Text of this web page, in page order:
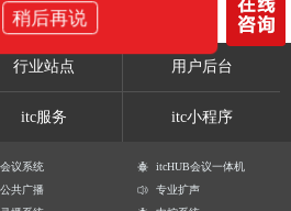
行业站点 用户后台
itc服务 itc小程序
会议系统
itcHUB会议一体机
公共广播
专业扩声
稍后再说